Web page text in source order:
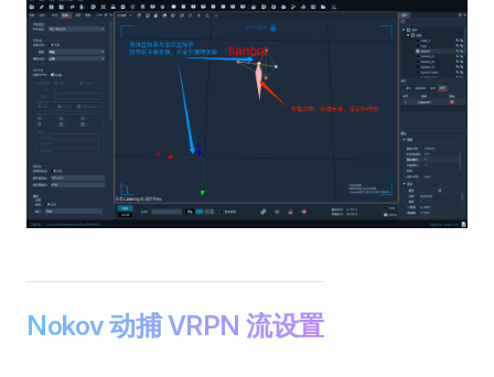
Nokov 动捕 VRPN 流设置